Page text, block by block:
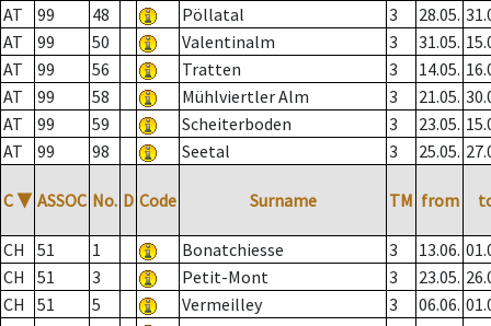
AT
99 48 Pöllatal 3 28.05.
AT
99 50 Valentinalm 3 31.05.
AT
99 56 Tratten 3 14.05.
AT
99 58 Mühlviertler Alm 3 21.05.
AT
99 59 Scheiterboden 3 23.05.
AT
99 98 Seetal 3 25.05.
C ▼ ASSOC No. D Code Surname TM from
CH 51 1 Bonatchiesse 3 13.06.
CH
51 3 Petit-Mont 3 23.05.
CH
51 5 Vermeilley 3 06.06.